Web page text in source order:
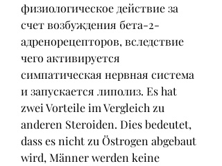
физиологическое действие за
счет возбуждения бета-2-
адренорецепторов, вследствие
чего активируется
симпатическая нервная система
и запускается липолиз. Es hat
zwei Vorteile im Vergleich zu
anderen Steroiden. Dies bedeutet,
dass es nicht zu Östrogen abgebaut
wird, Männer werden keine